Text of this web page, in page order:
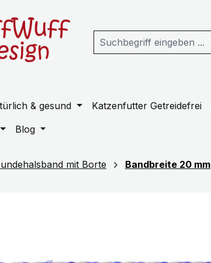
& gesund Katzenfutter Getreidefrei
Blog
mit Borte Bandbreite 20 mm